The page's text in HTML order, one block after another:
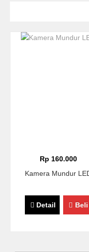
Rp 160.000
Kamera Mundur
Detail Beli